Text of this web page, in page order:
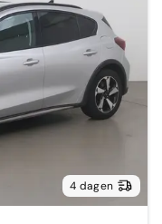
4 dagen